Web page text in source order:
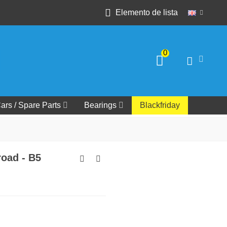
Elemento de lista
0
/ Spare Parts Bearings Blackfriday
- B5